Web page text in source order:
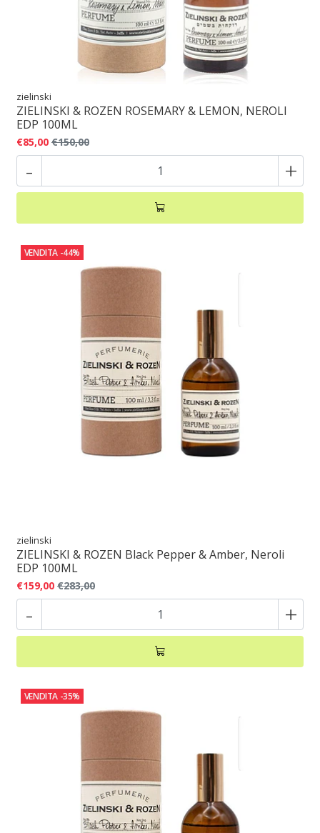
zielinski
ZIELINSKI & ROZEN ROSEMARY & LEMON, NEROLI
EDP 100ML
€85,00 €150,00
- +
VENDITA -44%
zielinski
ZIELINSKI & ROZEN Black Pepper & Amber, Neroli
EDP 100ML
€159,00 €283,00
- +
VENDITA -35%